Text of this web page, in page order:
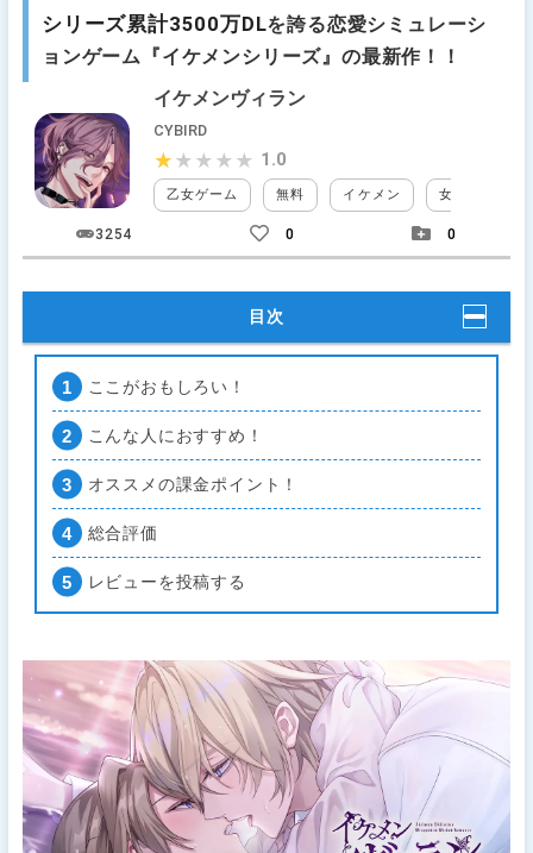
シリーズ累計3500万DLを誇る恋愛シミュレーシ
ョンゲーム『イケメンシリーズ』の最新作！！
イケメンヴィラン
CYBIRD
乙女ゲーム 無料 イケメン 女性向け
★★★★★
★★★★★ 1.0
3254 0 0
目次
ここがおもしろい！
こんな人におすすめ！
オススメの課金ポイント！
総合評価
レビューを投稿する